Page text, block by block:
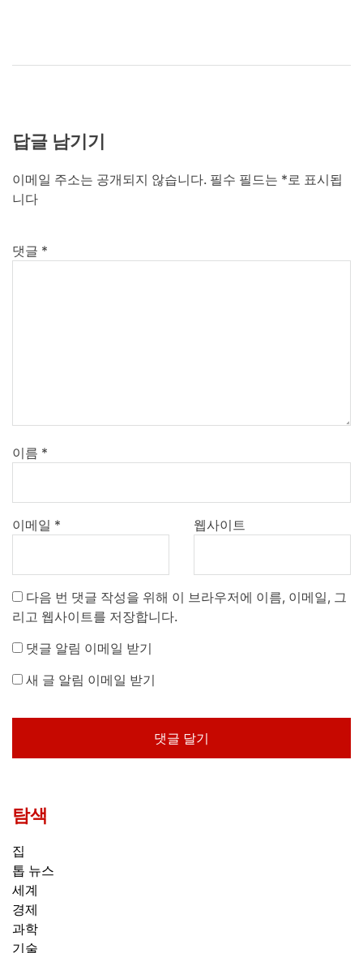
답글 남기기
이메일 주소는 공개되지 않습니다. 필수 필드는 *로 표시됩
니다
댓글 *
이름 *
이메일 * 웹사이트
다음 번 댓글 작성을 위해 이 브라우저에 이름, 이메일, 그
리고 웹사이트를 저장합니다.
댓글 알림 이메일 받기
새 글 알림 이메일 받기
탐색
집
톱 뉴스
세계
경제
과학
기술